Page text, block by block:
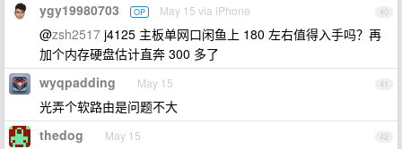
40
ygy19980703 OP May 15 via iPhone
@zsh2517 j4125 主板单网口闲鱼上 180 左右值得入手吗？再
加个内存硬盘估计直奔 300 多了
41
wyqpadding May 15
光弄个软路由是问题不大
42
thedog May 15